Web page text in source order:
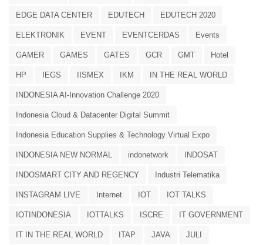
EDGE DATA CENTER EDUTECH EDUTECH 2020
ELEKTRONIK EVENT EVENTCERDAS Events
GAMER GAMES GATES GCR GMT Hotel
HP IEGS IISMEX IKM IN THE REAL WORLD
INDONESIA AI-Innovation Challenge 2020
Indonesia Cloud & Datacenter Digital Summit
Indonesia Education Supplies & Technology Virtual Expo
INDONESIA NEW NORMAL indonetwork INDOSAT
INDOSMART CITY AND REGENCY Industri Telematika
INSTAGRAM LIVE Internet IOT IOT TALKS
IOTINDONESIA IOTTALKS ISCRE IT GOVERNMENT
IT IN THE REAL WORLD ITAP JAVA JULI